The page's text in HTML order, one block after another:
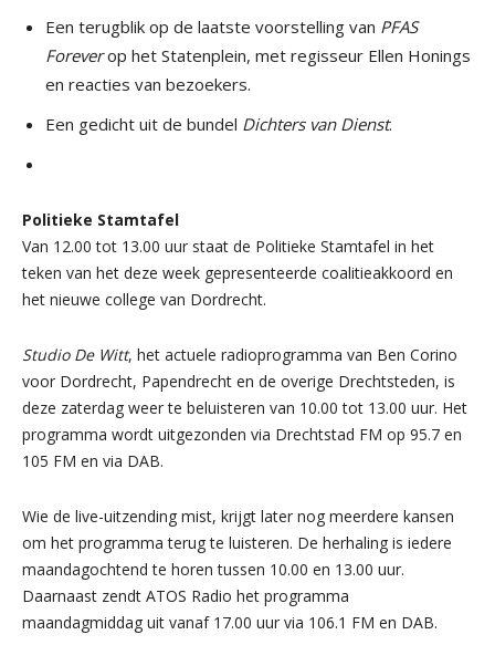
Een terugblik op de laatste voorstelling van PFAS
Foreverop het Statenplein, met regisseur Ellen Honings
en reacties van bezoekers.
Een gedicht uit de bundel Dichters van Dienst.
Politieke Stamtafel
Van 12.00 tot 13.00 uur staat de Politieke Stamtafel in het
teken van het deze week gepresenteerde coalitieakkoord en
het nieuwe college van Dordrecht.
Studio De Witt, het actuele radioprogramma van Ben Corino
voor Dordrecht, Papendrecht en de overige Drechtsteden, is
deze zaterdag weer te beluisteren van 10.00 tot 13.00 uur. Het
programma wordt uitgezonden via Drechtstad FM op 95.7 en
105 FM en via DAB.
Wie de live-uitzending mist, krijgt later nog meerdere kansen
om het programma terug te luisteren. De herhaling is iedere
maandagochtend te horen tussen 10.00 en 13.00 uur.
Daarnaast zendt ATOS Radio het programma
maandagmiddag uit vanaf 17.00 uur via 106.1 FM en DAB.